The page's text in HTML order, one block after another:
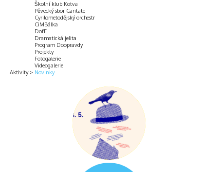
Aktivity
Školní klub Kotva
Pěvecký sbor Cantate
Cyrilometodějský orchestr
CiMBálka
DofE
Dramatická jelita
Program Doopravdy
Projekty
Fotogalerie
Videogalerie
Novinky